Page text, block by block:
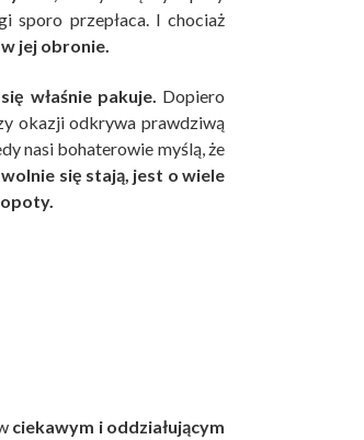
sporo przepłaca. I chociaż
jej obronie.
właśnie pakuje. Dopiero
okazji odkrywa prawdziwą
nasi bohaterowie myślą, że
się stają, jest o wiele
ciekawym i oddziałującym